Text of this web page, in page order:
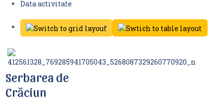
Data activitate
Serbarea de
Crăciun